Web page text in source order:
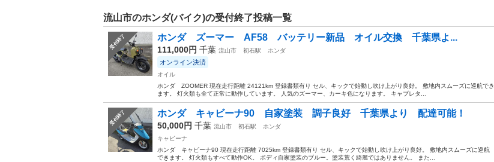
流山市のホンダ(バイク)の受付終了投稿一覧
受付終了 ホンダ ズーマー AF58 バッテリー新品 オイル交換 千葉県よ...
111,000円 千葉 流山市 初石駅 ホンダ
オンライン決済
オイル
ホンダ ZOOMER 現在走行距離 24121km 登録書類有り セル、キックで始動し吹け上がり良好。 敷地内スムーズに巡航でき
ます。 灯火類も全て正常に動作しています。 人気のズーマー、カーキ色になります。 キャブレタ...
受付終了 ホンダ キャビーナ90 自家塗装 調子良好 千葉県より 配達可能！
50,000円 千葉 流山市 初石駅
ホンダ
キャビーナ
ホンダ キャビーナ90 現在走行距離 7025km 登録書類有り セル、キックで始動し吹け上がり良好。 敷地内スムーズに巡航
できます。 灯火類もすべて動作OK。 ボディ自家塗装のブルー。塗装荒く綺麗ではありません。 また...